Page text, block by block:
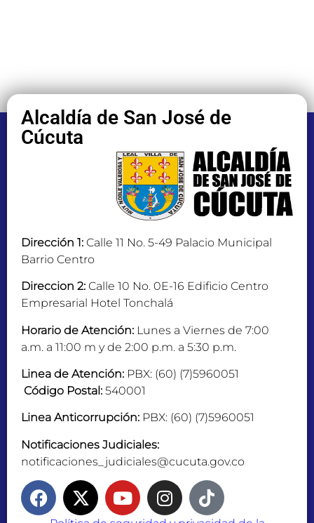
Alcaldía de San José de
Cúcuta
Dirección 1: Calle 11 No. 5-49 Palacio Municipal
Barrio Centro
Direccion 2: Calle 10 No. 0E-16 Edificio Centro
Empresarial Hotel Tonchalá
Horario de Atención: Lunes a Viernes de 7:00
a.m. a 11:00 m y de 2:00 p.m. a 5:30 p.m.
Linea de Atención: PBX: (60) (7)5960051
Código Postal: 540001
Linea Anticorrupción: PBX: (60) (7)5960051
Notificaciones Judiciales:
notificaciones_judiciales@cucuta.gov.co